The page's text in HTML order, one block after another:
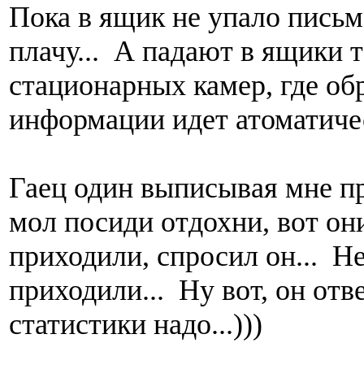
Пока в ящик не упало
плачу... А падают в ящики
стационарных камер, где
информации идет
Гаец один выписывая мне
мол посиди отдохни, вот
приходили, спросил он...
приходили... Ну вот, он
статистики надо...)))